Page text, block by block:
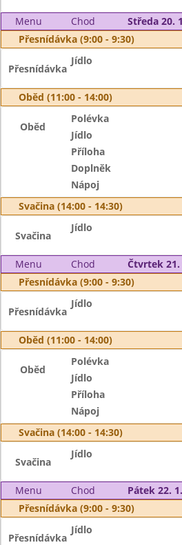
Menu Chod
Středa 20.
Přesnídávka (9:00 - 9:30)
Přesnídávka
Jídlo
Oběd (11:00 - 14:00)
Oběd
Polévka
Jídlo
Příloha
Doplněk
Nápoj
Svačina (14:00 - 14:30)
Svačina
Jídlo
Menu Chod
Čtvrtek 21.
Přesnídávka (9:00 - 9:30)
Přesnídávka
Jídlo
Oběd (11:00 - 14:00)
Oběd
Polévka
Jídlo
Příloha
Nápoj
Svačina (14:00 - 14:30)
Svačina
Jídlo
Menu Chod
Pátek 22.
Přesnídávka (9:00 - 9:30)
Přesnídávka
Jídlo